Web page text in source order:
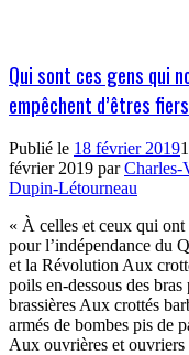
Qui sont ces gens qui
empêchent d’êtres
Publié le 18 février 2019
février 2019 parCharles-
Dupin-Létourneau
« À celles et ceux qui ont
pour l’indépendance du
et la Révolution Aux
poils en-dessous des bras
brassières Aux crottés
armés de bombes pis de
Aux ouvrières et ouvriers